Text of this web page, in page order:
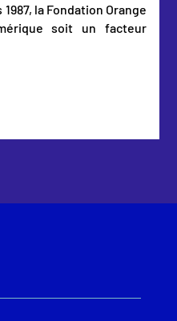
la Fondation Orange
soit un facteur